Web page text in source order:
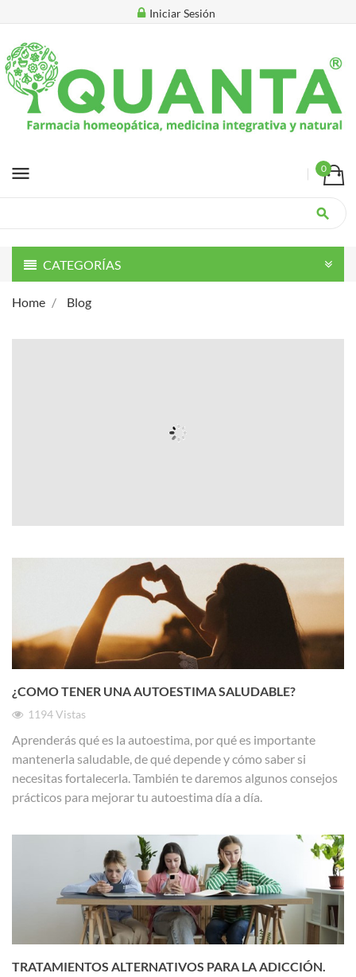
Iniciar Sesión
menu 0
search
CATEGORÍAS
Home Blog
¿COMO TENER UNA AUTOESTIMA SALUDABLE?
1194Vistas
Aprenderás qué es la autoestima, por qué es importante
mantenerla saludable, de qué depende y cómo saber si
necesitas fortalecerla. También te daremos algunos consejos
prácticos para mejorar tu autoestima día a día.
TRATAMIENTOS ALTERNATIVOS PARA LA ADICCIÓN.